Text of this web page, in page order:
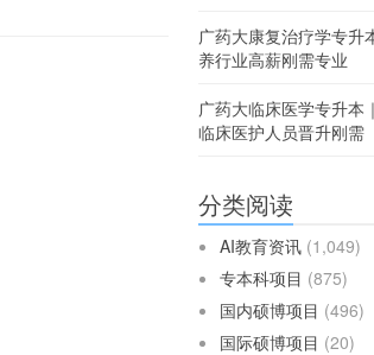
广药大康复治疗学专升
养行业高薪刚需专业
广药大临床医学专升本
临床医护人员晋升刚需
分类阅读
AI教育资讯 (1,049)
专本科项目 (875)
国内硕博项目 (496)
国际硕博项目 (20)